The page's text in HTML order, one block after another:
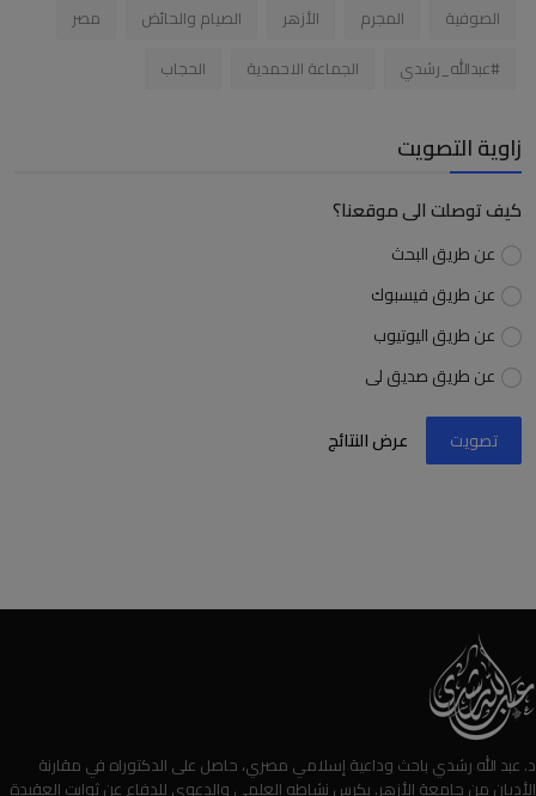
الصوفية
المجرم الأزهر الصيام والحائض
مصر
#عبدالله_رشدي
الجماعة الاحمدية الحجاب
زاوية التصويت
كيف توصلت الى موقعنا؟
عن طريق البحث
عن طريق فيسبوك
عن طريق اليوتيوب
عن طريق صديق لى
تصويت عرض النتائج
د. عبد الله رشدي باحث وداعية إسلامي مصري، حاصل على الدكتوراه في مقارنة
الأديان من جامعة الأزهر. يكرس نشاطه العلمي والدعوي للدفاع عن ثوابت العقيدة